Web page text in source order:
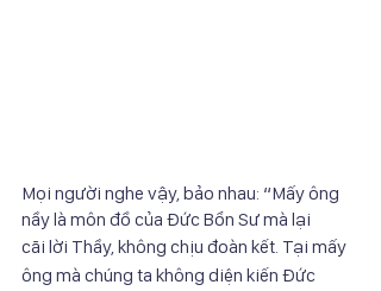
Mọi người nghe vậy, bảo nhau: “Mấy ông
nầy là môn đồ của Đức Bổn Sư mà lại
cãi lời Thầy, không chịu đoàn kết. Tại mấy
ông mà chúng ta không diện kiến Đức